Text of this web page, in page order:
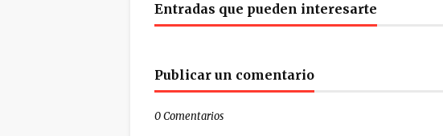
Entradas que pueden interesarte
Publicar un comentario
0 Comentarios